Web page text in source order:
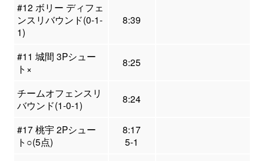
#12 ボリー ディフェ
ンスリバウンド(0-1-
1)
8:39
#11 城間 3Pシュー
ト×
8:25
チームオフェンスリ
バウンド(1-0-1)
8:24
#17 桃宇 2Pシュー
ト○(5点)
8:17
5-1